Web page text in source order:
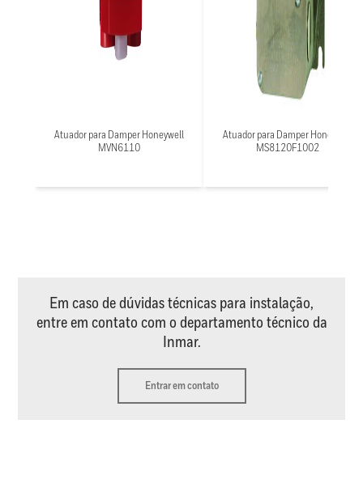
Atuador para Damper Honeywell
MVN6110
Atuador para Damper Honeywell
MS8120F1002
Em caso de dúvidas técnicas para instalação,
entre em contato com o departamento técnico da
Inmar.
Entrar em contato